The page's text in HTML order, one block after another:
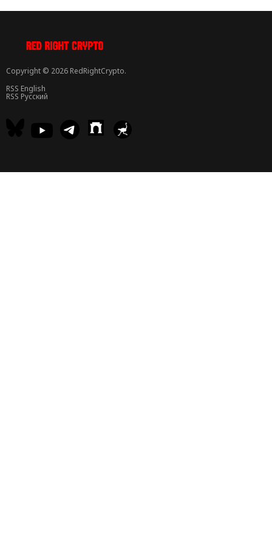
Copyright © 2026 RedRightCrypto.
RSS English
RSS Русский